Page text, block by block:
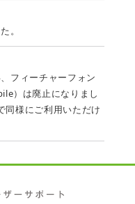
。
フィーチャーフォン
）は廃止になりまし
同様にご利用いただけ